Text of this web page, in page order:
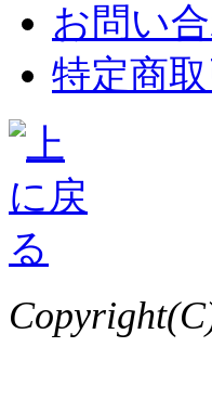
お問い
特定商